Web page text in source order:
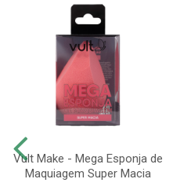
Vult Make - Mega Esponja de
Maquiagem Super Macia